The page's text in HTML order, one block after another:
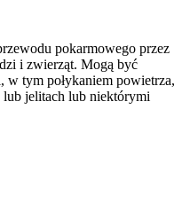
pokarmowego przez
i zwierząt. Mogą być
tym połykaniem powietrza,
jelitach lub niektórymi